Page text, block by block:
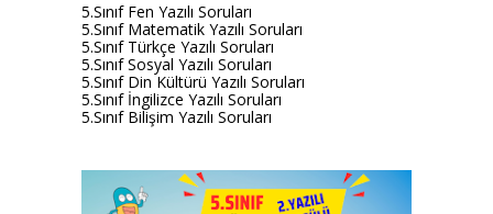
5.Sınıf Fen Yazılı Soruları
5.Sınıf Matematik Yazılı Soruları
5.Sınıf Türkçe Yazılı Soruları
5.Sınıf Sosyal Yazılı Soruları
5.Sınıf Din Kültürü Yazılı Soruları
5.Sınıf İngilizce Yazılı Soruları
5.Sınıf Bilişim Yazılı Soruları